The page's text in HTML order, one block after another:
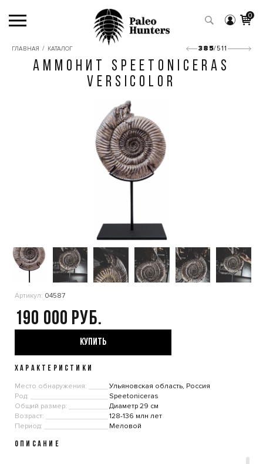
0
ГЛАВНАЯ / КАТАЛОГ 385/511
АММОНИТ SPEETONICERAS
VERSICOLOR
Артикул: 04587
190 000
КУПИТЬ
ХАРАКТЕРИСТИКИ
Место обнаружения:
Ульяновская область, Россия
Род:
Speetoniceras
Общий размер:
Диаметр 29 см
Возраст:
128-136 млн лет
Период:
Меловой
ОПИСАНИЕ